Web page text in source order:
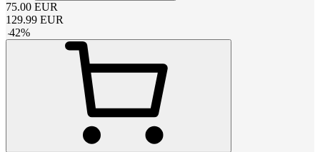
75.00 EUR
129.99 EUR
-42%